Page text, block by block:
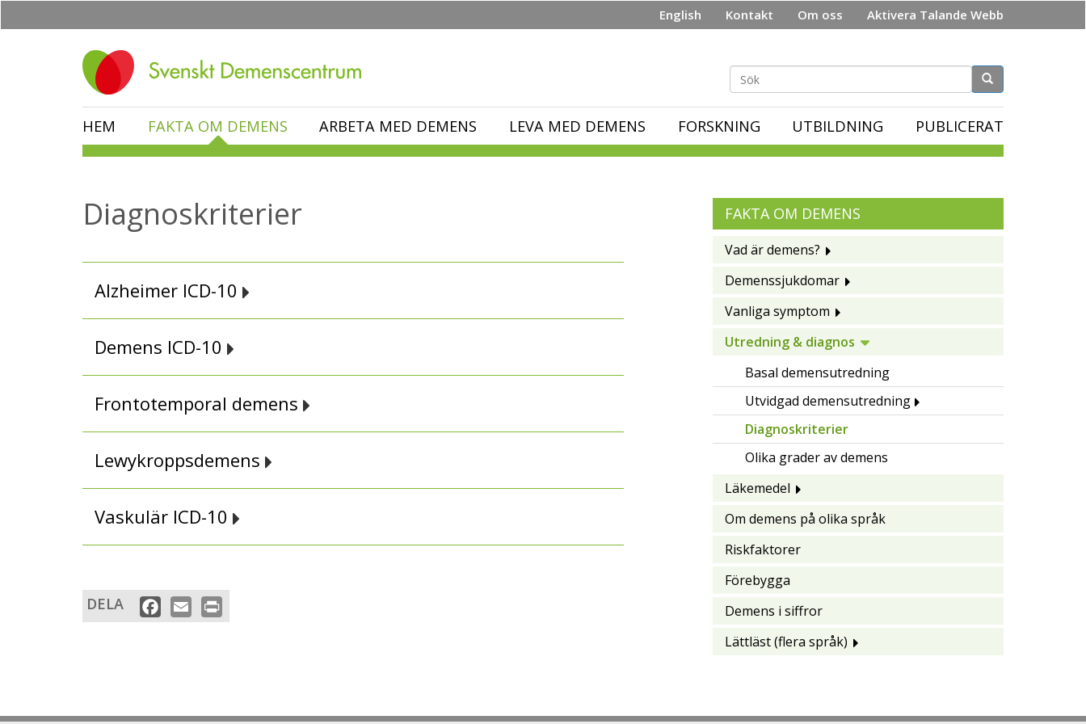
English Kontakt Om oss Aktivera Talande Webb
Sökformulär
HEM FAKTA OM DEMENS ARBETA MED DEMENS LEVA MED DEMENS FORSKNING UTBILDNING PUBLICERAT
Diagnoskriterier
Alzheimer ICD-10
Demens ICD-10
Frontotemporal demens
Lewykroppsdemens
Vaskulär ICD-10
DELA Facebook
Email
FAKTA OM DEMENS
Vad är demens?
Demenssjukdomar
Vanliga symptom
Utredning & diagnos
Basal demensutredning
Utvidgad demensutredning
Diagnoskriterier
Olika grader av demens
Läkemedel
Om demens på olika språk
Riskfaktorer
Förebygga
Demens i siffror
Lättläst (flera språk)